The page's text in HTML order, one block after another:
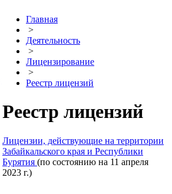
Главная
>
Деятельность
>
Лицензирование
>
Реестр лицензий
Реестр лицензий
Лицензии, действующие на территории
Забайкальского края и Республики
Бурятия (по состоянию на 11 апреля
2023 г.)